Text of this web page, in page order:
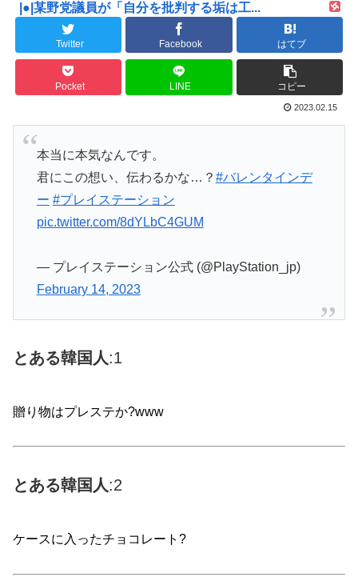
|●|某野党議員が「自分を批判する垢は工...
Twitter Facebook はてブ
Pocket LINE コピー
2023.02.15
本当に本気なんです。
君にこの想い、伝わるかな…？ #バレンタインデ
ー #プレイステーション
pic.twitter.com/8dYLbC4GUM
— プレイステーション公式 (@PlayStation_jp)
February 14, 2023
とある韓国人:1
贈り物はプレステか?www
とある韓国 人:2
ケースに入ったチョコレート?